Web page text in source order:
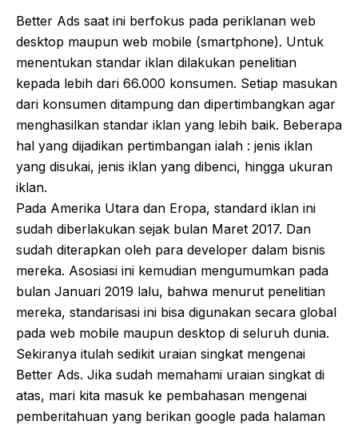
Better Ads saat ini berfokus pada periklanan web
desktop maupun web mobile (smartphone). Untuk
menentukan standar iklan dilakukan penelitian
kepada lebih dari 66.000 konsumen. Setiap masukan
dari konsumen ditampung dan dipertimbangkan agar
menghasilkan standar iklan yang lebih baik. Beberapa
hal yang dijadikan pertimbangan ialah : jenis iklan
yang disukai, jenis iklan yang dibenci, hingga ukuran
iklan.
Pada Amerika Utara dan Eropa, standard iklan ini
sudah diberlakukan sejak bulan Maret 2017. Dan
sudah diterapkan oleh para developer dalam bisnis
mereka. Asosiasi ini kemudian mengumumkan pada
bulan Januari 2019 lalu, bahwa menurut penelitian
mereka, standarisasi ini bisa digunakan secara global
pada web mobile maupun desktop di seluruh dunia.
Sekiranya itulah sedikit uraian singkat mengenai
Better Ads. Jika sudah memahami uraian singkat di
atas, mari kita masuk ke pembahasan mengenai
pemberitahuan yang berikan google pada halaman